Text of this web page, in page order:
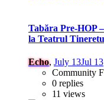
Tabăra Pre-HOP
la Teatrul
Echo, July 13Jul 13
Community
0 replies
11 views